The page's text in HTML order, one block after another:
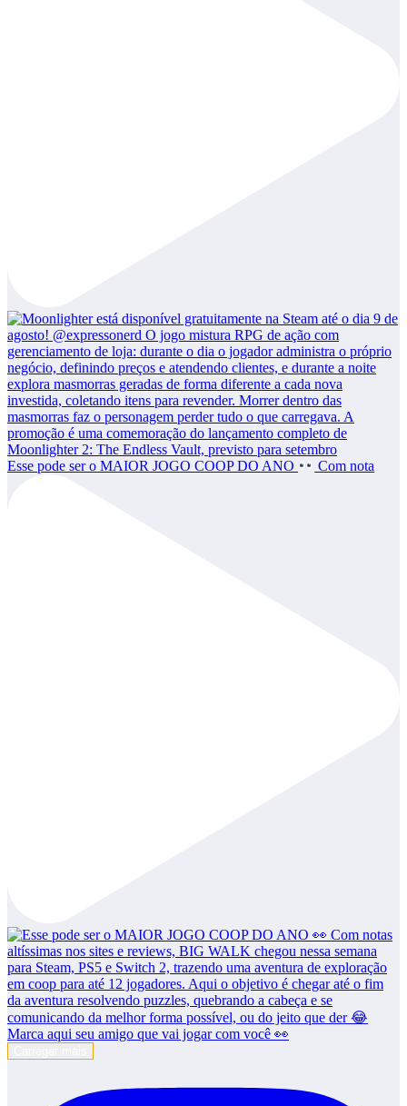
Esse pode ser o MAIOR JOGO COOP DO ANO Com nota